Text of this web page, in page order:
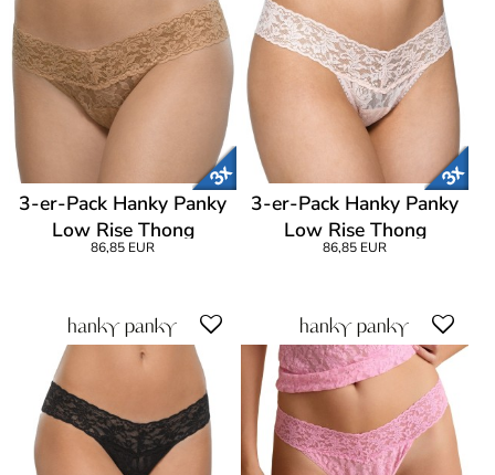
3-er-Pack Hanky Panky
Low Rise Thong
86,85 EUR
3-er-Pack Hanky Panky
Low Rise Thong
86,85 EUR